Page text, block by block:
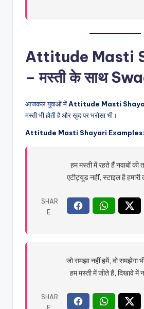
Attitude Masti
– मस्ती के साथ
आजकल युवाओं मेंAttitude Masti
मस्ती भी होती है और खुद पर भरोसा भी।
Attitude Masti Shayari Examples:
हम मस्ती में रहते हैं नवाबों की
एटीट्यूड नहीं, स्टाइल है हमारी
जो समझा नहीं हमें, वो समझेगा
हम मस्ती में जीते हैं, दिखावे में